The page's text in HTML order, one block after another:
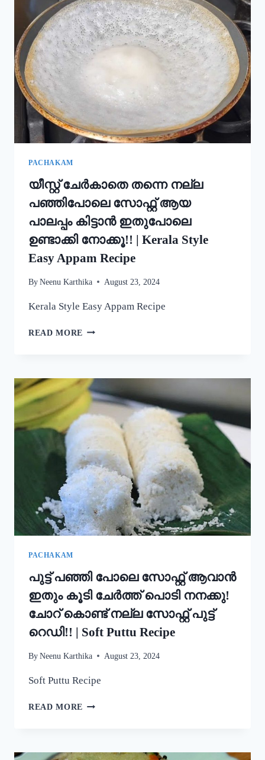
കിടിലൻ
രുചിയാകും;
ഓണം
സദ്യ
അവിയൽ
ഉണ്ടാക്കൂ!
SADHYA
SPECIAL
PACHAKAM
യീസ്റ്റ് ചേർകാതെ തന്നെ നല്ല
പഞ്ഞിപോലെ സോഫ്റ്റ് ആയ
പാലപ്പം കിട്ടാൻ ഇതുപോലെ
ഉണ്ടാക്കി നോക്കൂ!! | Kerala Style
Easy Appam Recipe
By Neenu Karthika August 23, 2024
Kerala Style Easy Appam Recipe
READ MORE യീസ്റ്റ്
പഞ്ഞിപോലെ
സോഫ്റ്റ്
ആയ
പാലപ്പം
കിട്ടാൻ
ഇതുപോലെ
ഉണ്ടാക്കി
നോക്കൂ!!
|
KERALA
STYLE
EASY
APPAM
PACHAKAM
പുട്ട് പഞ്ഞി പോലെ സോഫ്റ്റ് ആവാൻ
ഇതും കൂടി ചേർത്ത് പൊടി നനക്കു!
ചോറ് കൊണ്ട് നല്ല സോഫ്റ്റ് പുട്ട്
റെഡി!! | Soft Puttu Recipe
By Neenu Karthika August 23, 2024
Soft Puttu Recipe
READ MORE പുട്ട്
ആവാൻ